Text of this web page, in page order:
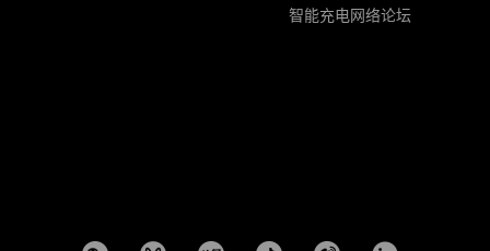
智能充电网络论坛